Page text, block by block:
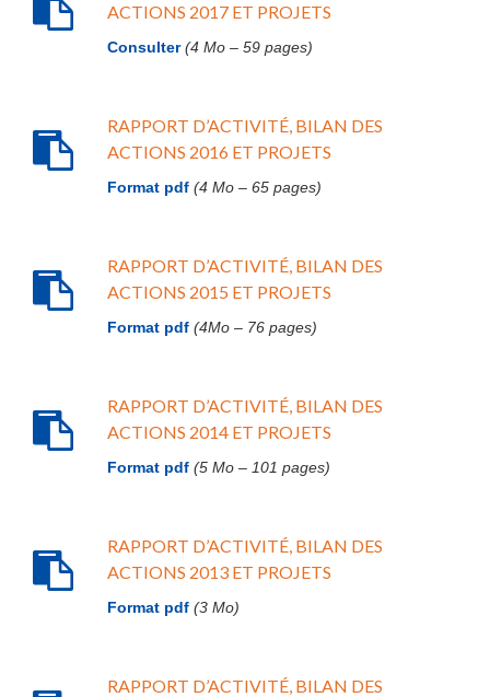
ACTIONS 2017 ET PROJETS
Consulter(4 Mo – 59 pages)
RAPPORT D’ACTIVITÉ, BILAN DES
ACTIONS 2016 ET PROJETS
Format pdf (4 Mo – 65 pages)
RAPPORT D’ACTIVITÉ, BILAN DES
ACTIONS 2015 ET PROJETS
Format pdf (4Mo – 76 pages)
RAPPORT D’ACTIVITÉ, BILAN DES
ACTIONS 2014 ET PROJETS
Format pdf (5 Mo – 101 pages)
RAPPORT D’ACTIVITÉ, BILAN DES
ACTIONS 2013 ET PROJETS
Format pdf (3 Mo)
RAPPORT D’ACTIVITÉ, BILAN DES